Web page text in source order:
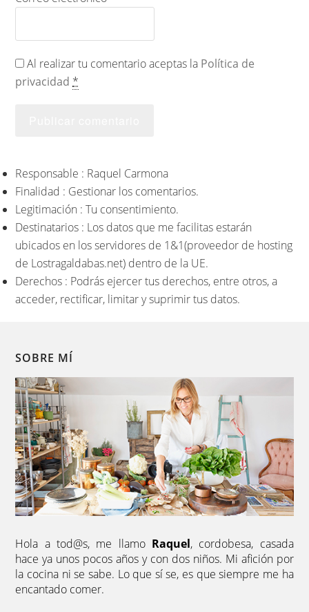
Al realizar tu comentario aceptas la Política de
privacidad *
Responsable : Raquel Carmona
Finalidad : Gestionar los comentarios.
Legitimación : Tu consentimiento.
Destinatarios : Los datos que me facilitas estarán
ubicados en los servidores de 1&1(proveedor de hosting
de Lostragaldabas.net) dentro de la UE.
Derechos : Podrás ejercer tus derechos, entre otros, a
acceder, rectificar, limitar y suprimir tus datos.
SOBRE MÍ
Hola a tod@s, me llamo Raquel, cordobesa, casada
hace ya unos pocos años y con dos niños. Mi afición por
la cocina ni se sabe. Lo que sí se, es que siempre me ha
encantado comer.